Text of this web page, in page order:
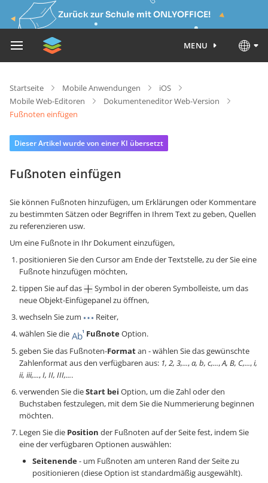
Zurück zur Schule mit ONLYOFFICE!
MENU
Startseite Mobile Anwendungen
iOS
Mobile Web-Editoren
Dokumenteneditor Web-Version
Fußnoten einfügen
Dieser Artikel wurde von einer KI übersetzt
Fußnoten einfügen
Sie können Fußnoten hinzufügen, um Erklärungen oder Kommentare
zu bestimmten Sätzen oder Begriffen in Ihrem Text zu geben, Quellen
zu referenzieren usw.
Um eine Fußnote in Ihr Dokument einzufügen,
positionieren Sie den Cursor am Ende der Textstelle, zu der Sie eine
Fußnote hinzufügen möchten,
tippen Sie auf das
Symbol in der oberen Symbolleiste, um das
neue Objekt-Einfügepanel zu öffnen,
wechseln Sie zum
Reiter,
wählen Sie die
FußnoteOption.
geben Sie das Fußnoten-Formatan - wählen Sie das gewünschte
Zahlenformat aus den verfügbaren aus: 1, 2, 3,...,a, b, c,...,A, B, C,...,i,
ii, iii,...,I, II, III,....
verwenden Sie dieStart bei Option, um die Zahl oder den
Buchstaben festzulegen, mit dem Sie die Nummerierung beginnen
möchten.
Legen Sie die Position der Fußnoten auf der Seite fest, indem Sie
eine der verfügbaren Optionen auswählen:
Seitenende- um Fußnoten am unteren Rand der Seite zu
positionieren (diese Option ist standardmäßig ausgewählt).